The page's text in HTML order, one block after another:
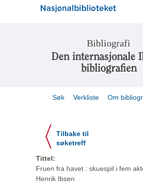
Bibliografi
Den internasjonale
bibliografien
Søk Verkliste Om
Tilbake til
søketreff
Tittel:
Fruen fra havet : skuespil i fem
Henrik Ibsen